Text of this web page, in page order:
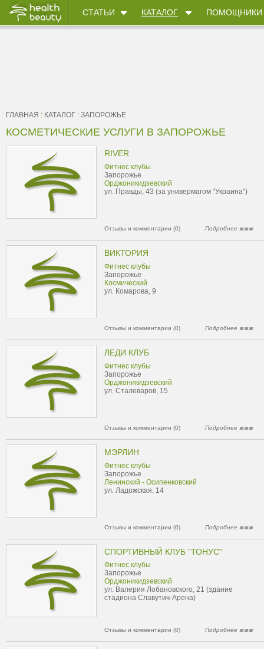
СТАТЬИ КАТАЛОГ ПОМОЩНИКИ
ГЛАВНАЯ : КАТАЛОГ : ЗАПОРОЖЬЕ
КОСМЕТИЧЕСКИЕ УСЛУГИ В ЗАПОРОЖЬЕ
RIVER
Фитнес клубы
Запорожье
Орджоникидзевский
ул. Правды, 43 (за универмагом "Украина")
Отзывы и комментарии (0) Подробнее
ВИКТОРИЯ
Фитнес клубы
Запорожье
Космический
ул. Комарова, 9
Отзывы и комментарии (0) Подробнее
ЛЕДИ КЛУБ
Фитнес клубы
Запорожье
Орджоникидзевский
ул. Сталеваров, 15
Отзывы и комментарии (0) Подробнее
МЭРЛИН
Фитнес клубы
Запорожье
Ленинский - Осипенковский
ул. Ладожская, 14
Отзывы и комментарии (0) Подробнее
СПОРТИВНЫЙ КЛУБ "ТОНУС"
Фитнес клубы
Запорожье
Орджоникидзевский
ул. Валерия Лобановского, 21 (здание
стадиона Славутич-Арена)
Отзывы и комментарии (0) Подробнее